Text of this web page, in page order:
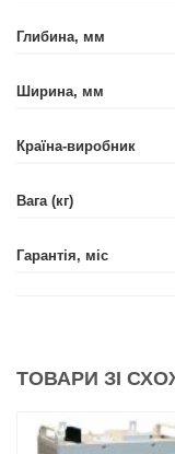
Глибина, мм
Ширина, мм
Країна-виробник
Вага (кг)
Гарантія, міс
ТОВАРИ ЗІ